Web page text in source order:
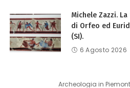
Michele Zazzi.
di Orfeo ed
(SI).
6 Agosto 2026
Archeologia in